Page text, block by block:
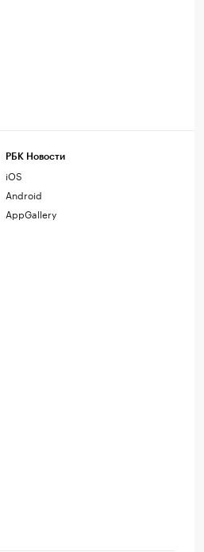
РБК Новости
iOS
Android
AppGallery